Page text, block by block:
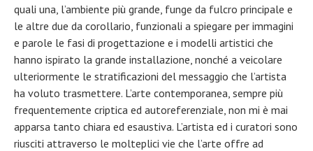
quali una, l’ambiente più grande, funge da fulcro principale e
le altre due da corollario, funzionali a spiegare per immagini
e parole le fasi di progettazione e i modelli artistici che
hanno ispirato la grande installazione, nonché a veicolare
ulteriormente le stratificazioni del messaggio che l’artista
ha voluto trasmettere. L’arte contemporanea, sempre più
frequentemente criptica ed autoreferenziale, non mi è mai
apparsa tanto chiara ed esaustiva. L’artista ed i curatori sono
riusciti attraverso le molteplici vie che l’arte offre ad